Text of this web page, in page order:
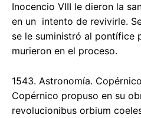
Inocencio VIII le dieron la
en un intento de revivirle.
se le suministró al pontífice
murieron en el proceso.
1543. Astronomía.
Copérnico propuso en su
revolucionibus orbium